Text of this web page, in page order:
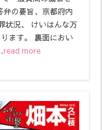
の要旨、京都府内
状況、 けいはんな万
ます。 裏面におい
read more